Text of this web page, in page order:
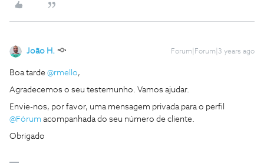
João H. Forum|Forum|3 years ago
Boa tarde @rmello,
Agradecemos o seu testemunho. Vamos ajudar.
Envie-nos, por favor, uma mensagem privada para o perfil
@Fórum acompanhada do seu número de cliente.
Obrigado